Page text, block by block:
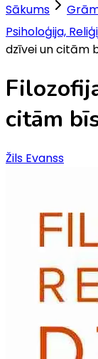
Sākums
Psiholoģija,
dzīvei un citām
citām
Žils Evanss